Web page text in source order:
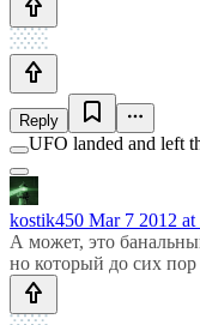
Reply
UFO landed and left
kostik450 Mar 7 2012 at
А может, это
но который до сих пор